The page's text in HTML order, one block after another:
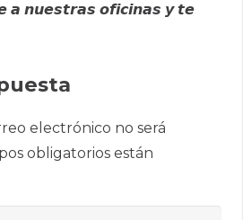
𝙣𝙪𝙚𝙨𝙩𝙧𝙖𝙨 𝙤𝙛𝙞𝙘𝙞𝙣𝙖𝙨 𝙮 𝙩𝙚
electrónico no será
obligatorios están